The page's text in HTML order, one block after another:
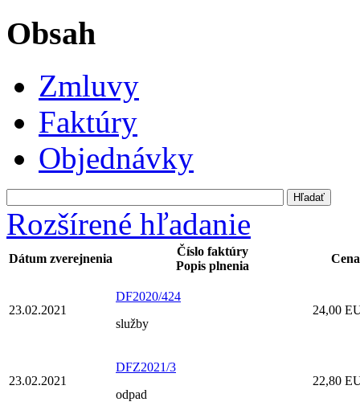
Obsah
Zmluvy
Faktúry
Objednávky
Rozšírené hľadanie
Dátum zverejnenia
Číslo faktúry
Popis plnenia
23.02.2021
DF2020/424
služby
24,00
23.02.2021
DFZ2021/3
odpad
22,80